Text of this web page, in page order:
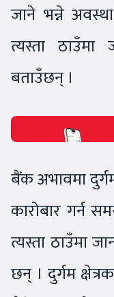
जाने भन्ने
त्यस्ता ठाउँमा
बताउँछन् ।
बैंक अभावमा
कारोबार गर्न
त्यस्ता ठाउँमा
छन् । दुर्गम